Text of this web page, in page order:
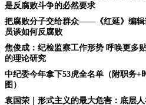
是反腐败斗争的必然要求
把腐败分子交给群众——《红延》编辑
员谈如何反腐败
焦俊成：纪检监察工作形势 呼唤更多
的理论研究
中纪委今年拿下53虎全名单（附职务+
图）
袁国荣｜形式主义的最大危害：底层